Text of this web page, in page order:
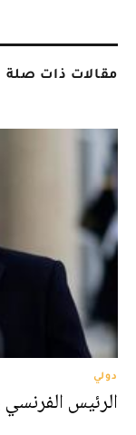
مقالات ذات صلة
دولي
الرئيس